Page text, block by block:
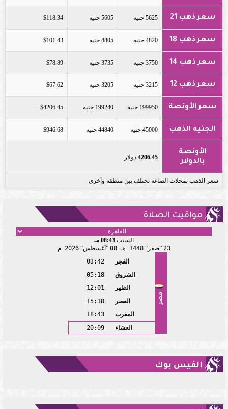
سعر ذهب 21 5625 جنيه 5605 جنيه $118.34
سعر ذهب 18 4820 جنيه 4805 جنيه $101.43
سعر ذهب 14 3750 جنيه 3735 جنيه $78.89
سعر ذهب 12 3215 جنيه 3205 جنيه $67.62
سعر الأونصة 199950 جنيه 199240 جنيه $4206.45
الجنيه الذهب 45000 جنيه 44840 جنيه $946.68
الأونصة
بالدولار
4206.45 دولار
سعر الذهب بمحلات الصاغة تختلف بين منطقة وأخرى
مواقيت الصلاة
السبت 08:43 مـ
23
صفر 1448 هـ 08 أغسطس 2026 م
مصر
الفجر
03:42
الشروق
05:18
الظهر
12:01
العصر
15:38
المغرب
18:43
العشاء
20:09
الفيس بوك